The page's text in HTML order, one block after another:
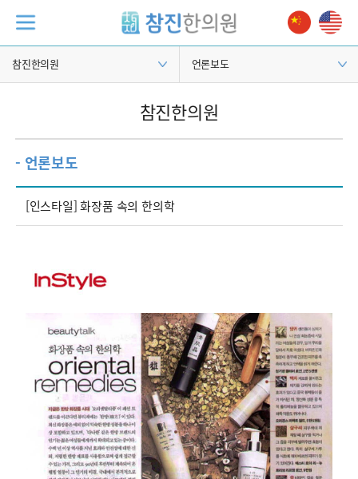
참진한의원 언론보도
참진한의원
- 언론보도
[인스타일] 화장품 속의 한의학